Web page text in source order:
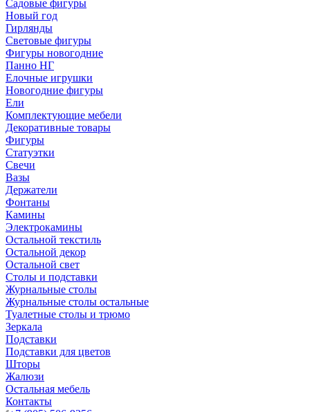
Садовые фигуры
Новый год
Гирлянды
Световые фигуры
Фигуры новогодние
Панно НГ
Елочные игрушки
Новогодние фигуры
Ели
Комплектующие мебели
Декоративные товары
Фигуры
Статуэтки
Свечи
Вазы
Держатели
Фонтаны
Камины
Электрокамины
Остальной текстиль
Остальной декор
Остальной свет
Столы и подставки
Журнальные столы
Журнальные столы остальные
Туалетные столы и трюмо
Зеркала
Подставки
Подставки для цветов
Шторы
Жалюзи
Остальная мебель
Контакты